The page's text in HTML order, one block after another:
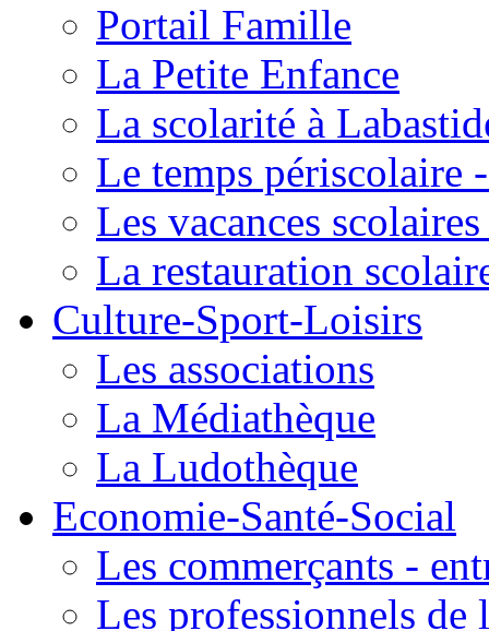
Portail Famille
La Petite Enfance
La scolarité à
Le temps périscolaire
Les vacances
La restauration
Culture-Sport-Loisirs
Les associations
La Médiathèque
La Ludothèque
Economie-Santé-Social
Les commerçants -
Les professionnels de